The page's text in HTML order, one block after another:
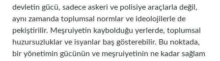
devletin gücü, sadece askeri ve polisiye araçlarla değil,
aynı zamanda toplumsal normlar ve ideolojilerle de
pekiştirilir. Meşruiyetin kaybolduğu yerlerde, toplumsal
huzursuzluklar ve isyanlar baş gösterebilir. Bu noktada,
bir yönetimin gücünün ve meşruiyetinin ne kadar sağlam